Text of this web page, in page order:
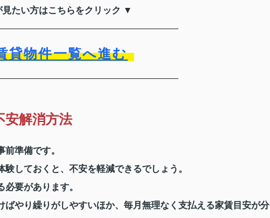
たい方はこちらをクリック ▼
貸物件一覧へ進む
解消方法
準備です。
しておくと、不安を軽減できるでしょう。
要があります。
やり繰りがしやすいほか、毎月無理なく支払える家賃目安が分